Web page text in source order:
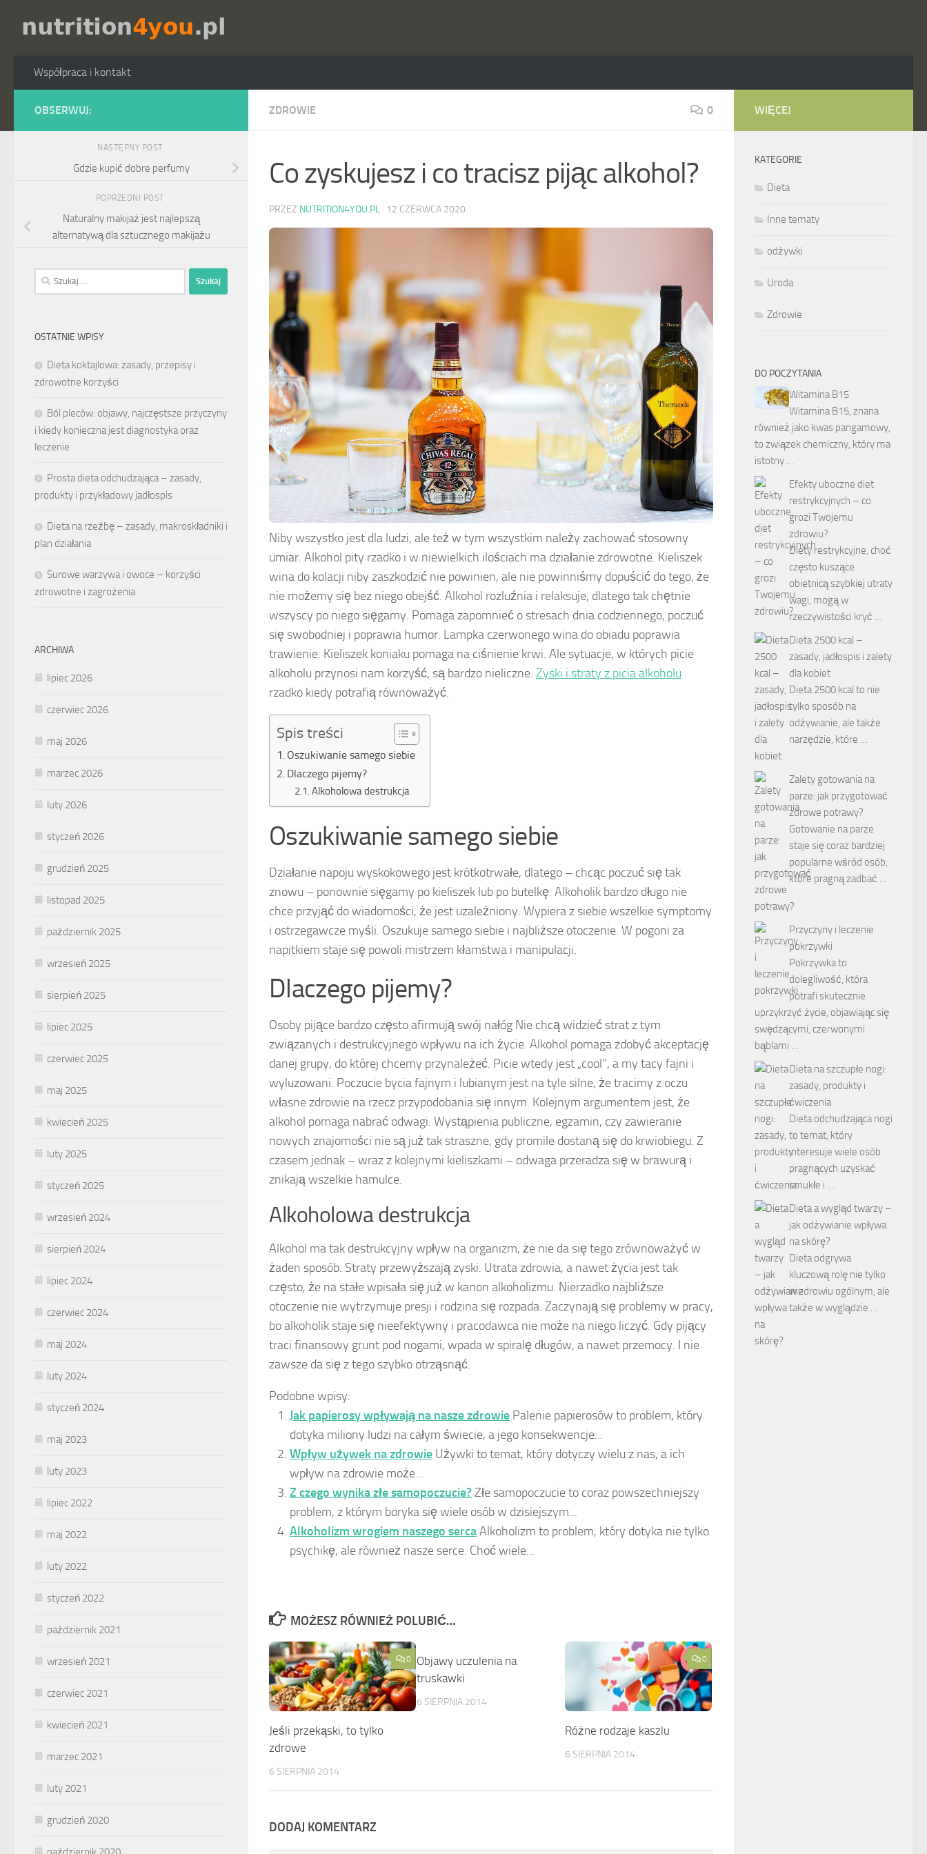
Przejdź do treści
Współpraca i kontakt
ZDROWIE 0
Co zyskujesz i co tracisz pijąc alkohol?
PRZEZ NUTRITION4YOU.PL · 12 CZERWCA 2020
Niby wszystko jest dla ludzi, ale też w tym wszystkim należy zachować stosowny
umiar. Alkohol pity rzadko i w niewielkich ilościach ma działanie zdrowotne. Kieliszek
wina do kolacji niby zaszkodzić nie powinien, ale nie powinniśmy dopuścić do tego, że
nie możemy się bez niego obejść. Alkohol rozluźnia i relaksuje, dlatego tak chętnie
wszyscy po niego sięgamy. Pomaga zapomnieć o stresach dnia codziennego, poczuć
się swobodniej i poprawia humor. Lampka czerwonego wina do obiadu poprawia
trawienie. Kieliszek koniaku pomaga na ciśnienie krwi. Ale sytuacje, w których picie
alkoholu przynosi nam korzyść, są bardzo nieliczne. Zyski i straty z picia alkoholu
rzadko kiedy potrafią równoważyć.
Spis treści
Oszukiwanie samego siebie
Dlaczego pijemy?
Alkoholowa destrukcja
Oszukiwanie samego siebie
Działanie napoju wyskokowego jest krótkotrwałe, dlatego – chcąc poczuć się tak
znowu – ponownie sięgamy po kieliszek lub po butelkę. Alkoholik bardzo długo nie
chce przyjąć do wiadomości, że jest uzależniony. Wypiera z siebie wszelkie symptomy
i ostrzegawcze myśli. Oszukuje samego siebie i najbliższe otoczenie. W pogoni za
napitkiem staje się powoli mistrzem kłamstwa i manipulacji.
Dlaczego pijemy?
Osoby pijące bardzo często afirmują swój nałóg Nie chcą widzieć strat z tym
związanych i destrukcyjnego wpływu na ich życie. Alkohol pomaga zdobyć akceptację
danej grupy, do której chcemy przynależeć. Picie wtedy jest „cool”, a my tacy fajni i
wyluzowani. Poczucie bycia fajnym i lubianym jest na tyle silne, że tracimy z oczu
własne zdrowie na rzecz przypodobania się innym. Kolejnym argumentem jest, że
alkohol pomaga nabrać odwagi. Wystąpienia publiczne, egzamin, czy zawieranie
nowych znajomości nie są już tak straszne, gdy promile dostaną się do krwiobiegu. Z
czasem jednak – wraz z kolejnymi kieliszkami – odwaga przeradza się w brawurą i
znikają wszelkie hamulce.
Alkoholowa destrukcja
Alkohol ma tak destrukcyjny wpływ na organizm, że nie da się tego zrównoważyć w
żaden sposób. Straty przewyższają zyski. Utrata zdrowia, a nawet życia jest tak
często, że na stałe wpisała się już w kanon alkoholizmu. Nierzadko najbliższe
otoczenie nie wytrzymuje presji i rodzina się rozpada. Zaczynają się problemy w pracy,
bo alkoholik staje się nieefektywny i pracodawca nie może na niego liczyć. Gdy pijący
traci finansowy grunt pod nogami, wpada w spiralę długów, a nawet przemocy. I nie
zawsze da się z tego szybko otrząsnąć.
Podobne wpisy:
Jak papierosy wpływają na nasze zdrowie Palenie papierosów to problem, który
dotyka miliony ludzi na całym świecie, a jego konsekwencje...
Wpływ używek na zdrowie Używki to temat, który dotyczy wielu z nas, a ich
wpływ na zdrowie może...
Z czego wynika złe samopoczucie?Złe samopoczucie to coraz powszechniejszy
problem, z którym boryka się wiele osób w dzisiejszym...
Alkoholizm wrogiem naszego sercaAlkoholizm to problem, który dotyka nie tylko
psychikę, ale również nasze serce. Choć wiele...
MOŻESZ RÓWNIEŻ POLUBIĆ…
0
Jeśli przekąski, to tylko
zdrowe
6 SIERPNIA 2014
Objawy uczulenia na
truskawki
6 SIERPNIA 2014
0
Różne rodzaje kaszlu
6 SIERPNIA 2014
DODAJ KOMENTARZ
OBSERWUJ:
NASTĘPNY POST
Gdzie kupić dobre perfumy
POPRZEDNI POST
Naturalny makijaż jest najlepszą
alternatywą dla sztucznego makijażu
Szukaj:
OSTATNIE WPISY
Dieta koktajlowa: zasady, przepisy i
zdrowotne korzyści
Ból pleców: objawy, najczęstsze przyczyny
i kiedy konieczna jest diagnostyka oraz
leczenie
Prosta dieta odchudzająca – zasady,
produkty i przykładowy jadłospis
Dieta na rzeźbę – zasady, makroskładniki i
plan działania
Surowe warzywa i owoce – korzyści
zdrowotne i zagrożenia
ARCHIWA
lipiec 2026
czerwiec 2026
maj 2026
marzec 2026
luty 2026
styczeń 2026
grudzień 2025
listopad 2025
październik 2025
wrzesień 2025
sierpień 2025
lipiec 2025
czerwiec 2025
maj 2025
kwiecień 2025
luty 2025
styczeń 2025
wrzesień 2024
sierpień 2024
lipiec 2024
czerwiec 2024
maj 2024
luty 2024
styczeń 2024
maj 2023
luty 2023
lipiec 2022
maj 2022
luty 2022
styczeń 2022
październik 2021
wrzesień 2021
czerwiec 2021
kwiecień 2021
marzec 2021
luty 2021
grudzień 2020
WIĘCEJ
KATEGORIE
Dieta
Inne tematy
odżywki
Uroda
Zdrowie
DO POCZYTANIA
Witamina B15
Witamina B15, znana
również jako kwas pangamowy,
to związek chemiczny, który ma
istotny …
Efekty uboczne diet
restrykcyjnych – co
grozi Twojemu
zdrowiu?
Diety restrykcyjne, choć
często kuszące
obietnicą szybkiej utraty
wagi, mogą w
rzeczywistości kryć …
Dieta 2500 kcal –
zasady, jadłospis i zalety
dla kobiet
Dieta 2500 kcal to nie
tylko sposób na
odżywianie, ale także
narzędzie, które …
Zalety gotowania na
parze: jak przygotować
zdrowe potrawy?
Gotowanie na parze
staje się coraz bardziej
popularne wśród osób,
które pragną zadbać …
Przyczyny i leczenie
pokrzywki
Pokrzywka to
dolegliwość, która
potrafi skutecznie
uprzykrzyć życie, objawiając się
swędzącymi, czerwonymi
bąblami …
Dieta na szczupłe nogi:
zasady, produkty i
ćwiczenia
Dieta odchudzająca nogi
to temat, który
interesuje wiele osób
pragnących uzyskać
smukłe i …
Dieta a wygląd twarzy –
jak odżywianie wpływa
na skórę?
Dieta odgrywa
kluczową rolę nie tylko
w zdrowiu ogólnym, ale
także w wyglądzie …